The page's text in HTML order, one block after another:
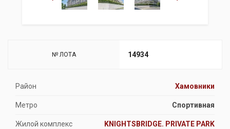
№ ЛОТА 14934
Район Хамовники
Метро Спортивная
Жилой комплекс KNIGHTSBRIDGE. PRIVATE PARK